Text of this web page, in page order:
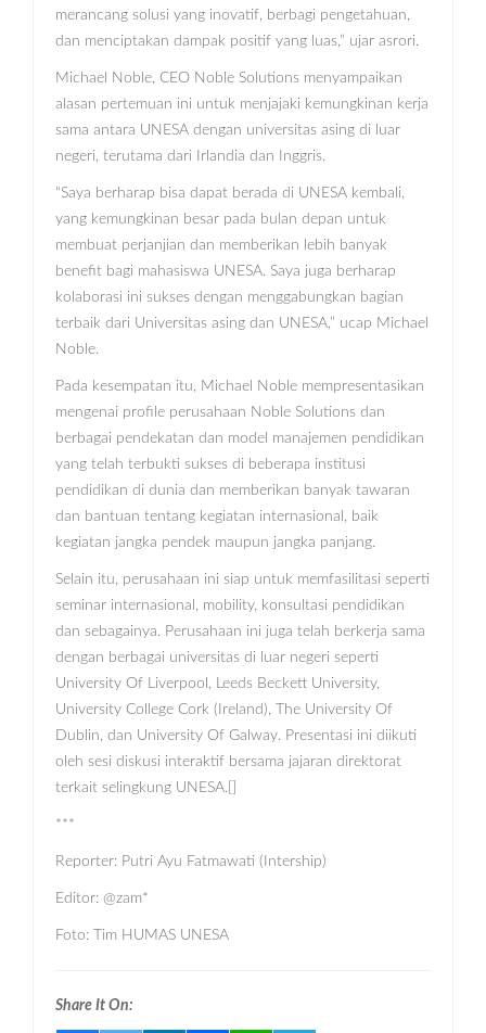
merancang solusi yang inovatif, berbagi pengetahuan,
dan menciptakan dampak positif yang luas,” ujar asrori.
Michael Noble, CEO Noble Solutions menyampaikan
alasan pertemuan ini untuk menjajaki kemungkinan kerja
sama antara UNESA dengan universitas asing di luar
negeri, terutama dari Irlandia dan Inggris.
“Saya berharap bisa dapat berada di UNESA kembali,
yang kemungkinan besar pada bulan depan untuk
membuat perjanjian dan memberikan lebih banyak
benefit bagi mahasiswa UNESA. Saya juga berharap
kolaborasi ini sukses dengan menggabungkan bagian
terbaik dari Universitas asing dan UNESA,” ucap Michael
Noble.
Pada kesempatan itu, Michael Noble mempresentasikan
mengenai profile perusahaan Noble Solutions dan
berbagai pendekatan dan model manajemen pendidikan
yang telah terbukti sukses di beberapa institusi
pendidikan di dunia dan memberikan banyak tawaran
dan bantuan tentang kegiatan internasional, baik
kegiatan jangka pendek maupun jangka panjang.
Selain itu, perusahaan ini siap untuk memfasilitasi seperti
seminar internasional, mobility, konsultasi pendidikan
dan sebagainya. Perusahaan ini juga telah berkerja sama
dengan berbagai universitas di luar negeri seperti
University Of Liverpool, Leeds Beckett University,
University College Cork (Ireland), The University Of
Dublin, dan University Of Galway. Presentasi ini diikuti
oleh sesi diskusi interaktif bersama jajaran direktorat
terkait selingkung UNESA.[]
***
Reporter: Putri Ayu Fatmawati (Intership)
Editor: @zam*
Foto: Tim HUMAS UNESA
Share It On: